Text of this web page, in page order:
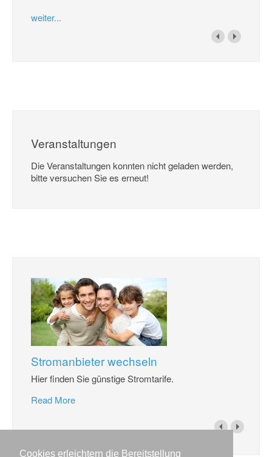
Cookies erleichtern die Bereitstellung
weiter...
Veranstaltungen
Die Veranstaltungen konnten nicht geladen werden,
bitte versuchen Sie es erneut!
Stromanbieter wechseln
Hier finden Sie günstige Stromtarife.
Read More